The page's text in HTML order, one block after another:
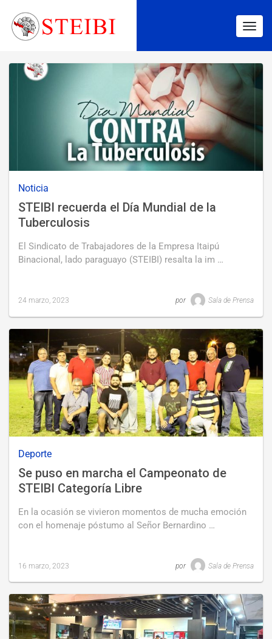
Noticia
STEIBI recuerda el Día Mundial de la
Tuberculosis
El Sindicato de Trabajadores de la Empresa Itaipú
Binacional, lado paraguayo (STEIBI) resalta la im …
2023
24 marzo, 2023 por Sala de Prensa
Deporte
Se puso en marcha el Campeonato de
STEIBI Categoría Libre
En la ocasión se vivieron momentos de mucha emoción
con el homenaje póstumo al Señor Bernardino …
marzo,
2023
16 marzo, 2023 por Sala de Prensa